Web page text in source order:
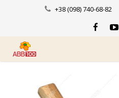
+38 (098) 740-68-82